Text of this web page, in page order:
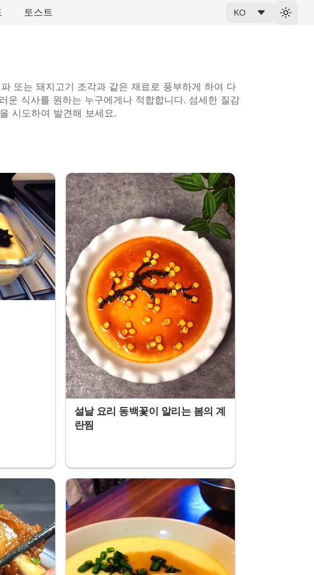
토스트 KO
또는 돼지고기 조각과 같은 재료로 풍부하게 하여 다
운 식사를 원하는 누구에게나 적합합니다. 섬세한 질감
시도하여 발견해 보세요.
설날 요리 동백꽃이 알리는 봄의 계
란찜